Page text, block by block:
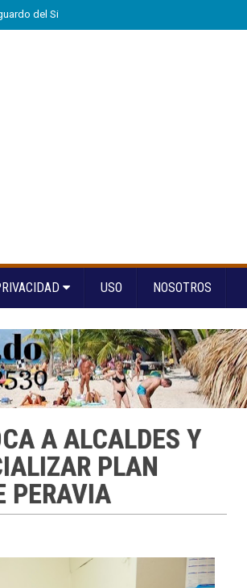
del Sistema de Transmisión Eléctrica
USO NOSOTROS
A ALCALDES Y
PLAN
PERAVIA